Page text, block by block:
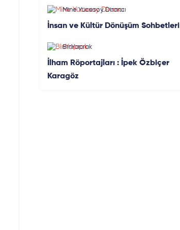
Mine Yücesoy Dirancı
İnsan ve Kültür Dönüşüm Sohbetleri
BinYaprak
İlham Röportajları : İpek Özbiçer
Karagöz